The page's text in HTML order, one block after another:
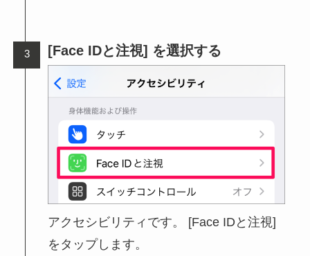
[Face IDと注視] を選択する
アクセシビリティです。 [Face IDと注視]
をタップします。